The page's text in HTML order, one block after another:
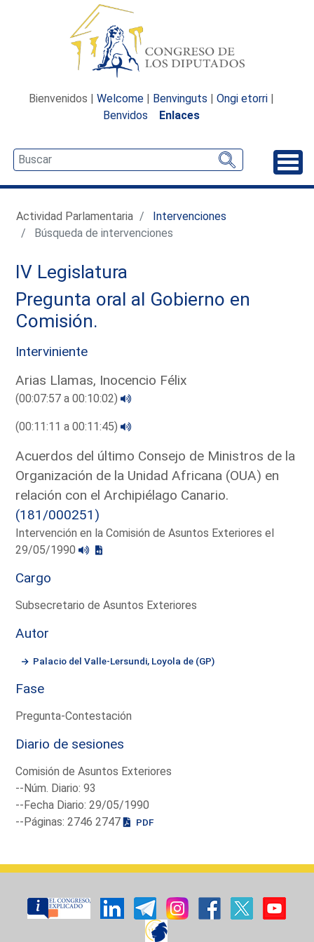
Bienvenidos | Welcome | Benvinguts | Ongi etorri |
Benvidos
Enlaces
Actividad Parlamentaria
Intervenciones
Búsqueda de intervenciones
IV Legislatura
Pregunta oral al Gobierno en
Comisión.
Interviniente
Arias Llamas, Inocencio Félix
(00:07:57 a 00:10:02)
(00:11:11 a 00:11:45)
Acuerdos del último Consejo de Ministros de la
Organización de la Unidad Africana (OUA) en
relación con el Archipiélago Canario.
(181/000251)
Intervención en la Comisión de Asuntos Exteriores el
29/05/1990
Cargo
Subsecretario de Asuntos Exteriores
Autor
Palacio del Valle-Lersundi, Loyola de (GP)
Fase
Pregunta-Contestación
Diario de sesiones
Comisión de Asuntos Exteriores
--Núm. Diario: 93
--Fecha Diario: 29/05/1990
--Páginas: 2746 2747
PDF